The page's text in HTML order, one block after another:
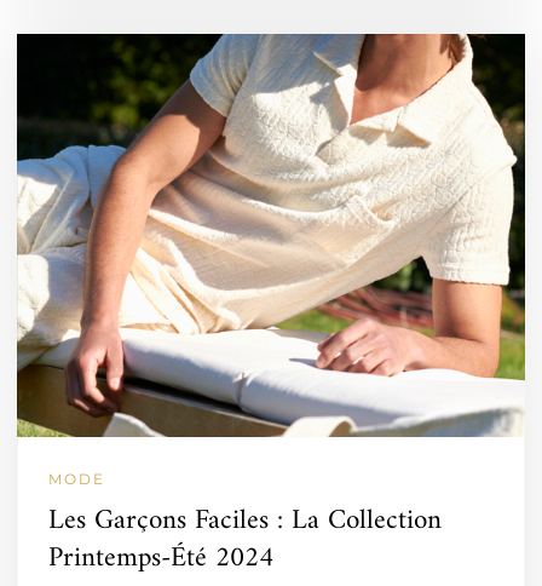
MODE
Les Garçons Faciles : La Collection
Printemps-Été 2024